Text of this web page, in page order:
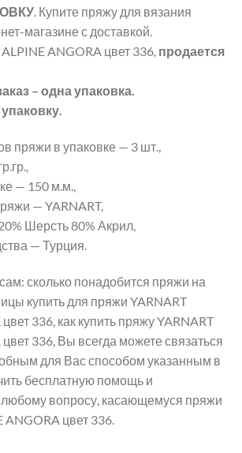
. Купите пряжу для вязания
магазине с доставкой.
ANGORA цвет 336, продается
– одна упаковка.
пряжи в упаковке — 3 шт.,
— 150 м.м.,
— YARNART,
Шерсть 80% Акрил,
— Турция.
сколько понадобится пряжи на
купить для пряжи YARNART
336, как купить пряжу YARNART
336, Вы всегда можете связаться
для Вас способом указанным в
бесплатную помощь и
любому вопросу, касающемуся пряжи
ANGORA цвет 336.